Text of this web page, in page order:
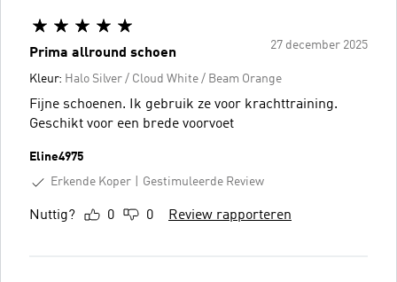
27 december 2025
Prima allround schoen
Kleur: Halo Silver / Cloud White / Beam Orange
Fijne schoenen. Ik gebruik ze voor krachttraining.
Geschikt voor een brede voorvoet
Eline4975
Erkende Koper
Gestimuleerde Review
Nuttig? 0 0 Review rapporteren